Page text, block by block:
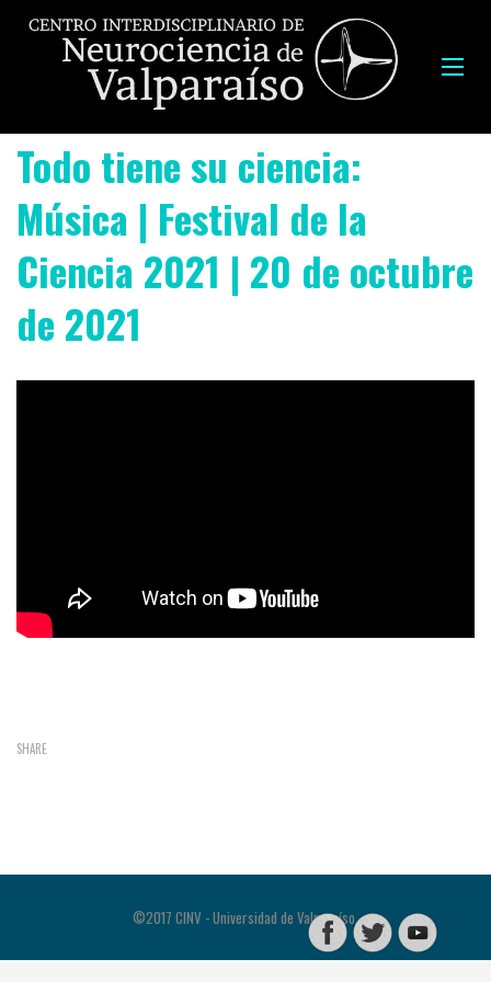
Todo tiene su ciencia:
Música | Festival de la
Ciencia 2021 | 20 de octubre
de 2021
SHARE
©2017 CINV - Universidad de Valparaíso.